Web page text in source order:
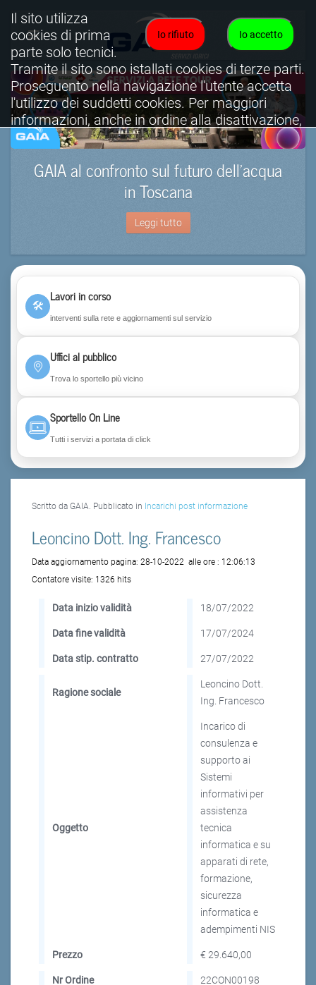
GAIA al confronto sul futuro dell’acqua
in Toscana
Leggi tutto
🛠
Lavori in corso
interventi sulla rete e aggiornamenti sul servizio
Uffici al pubblico
Trova lo sportello più vicino
Sportello On Line
Tutti i servizi a portata di click
Scritto da GAIA. Pubblicato in Incarichi post informazione
Leoncino Dott. Ing. Francesco
Data aggiornamento pagina: 28-10-2022 alle ore : 12:06:13
Contatore visite: 1326 hits
Data inizio validità 18/07/2022
Data fine validità 17/07/2024
Data stip. contratto 27/07/2022
Ragione sociale
Leoncino Dott.
Ing. Francesco
Oggetto
Incarico di
consulenza e
supporto ai
Sistemi
informativi per
assistenza
tecnica
informatica e su
apparati di rete,
formazione,
sicurezza
informatica e
adempimenti NIS
Prezzo € 29.640,00
Nr Ordine 22CON00198
Io accetto
Io rifiuto
Il sito utilizza
cookies di prima
parte solo tecnici.
Tramite il sito sono istallati cookies di terze parti.
Proseguento nella navigazione l'utente accetta
l'utilizzo dei suddetti cookies. Per maggiori
informazioni, anche in ordine alla disattivazione,
è possibile consultare l'informativa cookies
completa.
Visualizza informativa completa.